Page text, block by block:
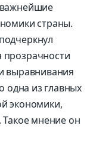
страны.
выравнивания
одна из главных
экономики,
мнение он